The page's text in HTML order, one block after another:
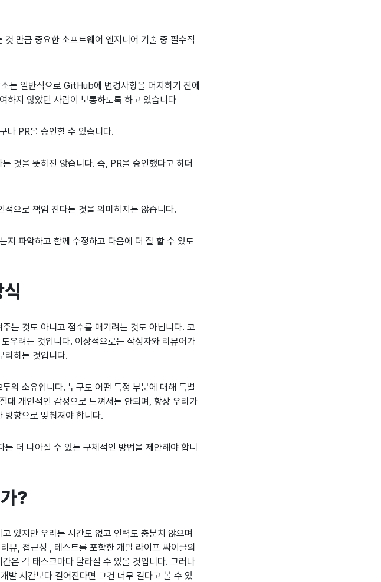
만큼 중요한 소프트웨어 엔지니어 기술 중 필수적
는 일반적으로 GitHub에 변경사항을 머지하기 전에
하지 않았던 사람이 보통하도록 하고 있습니다
나 PR을 승인할 수 있습니다.
것을 뜻하진 않습니다. 즉, PR을 승인했다고 하더
으로 책임 진다는 것을 의미하지는 않습니다.
지 파악하고 함께 수정하고 다음에 더 잘 할 수 있도
는 것도 아니고 점수를 매기려는 것도 아닙니다. 코
우려는 것입니다. 이상적으로는 작성자와 리뷰어가
리하는 것입니다.
의 소유입니다. 누구도 어떤 특정 부분에 대해 특별
대 개인적인 감정으로 느껴서는 안되며, 항상 우리가
방향으로 맞춰져야 합니다.
더 나아질 수 있는 구체적인 방법을 제안해야 합니
?
있지만 우리는 시간도 없고 인력도 충분치 않으며
뷰, 접근성 , 테스트를 포함한 개발 라이프 싸이클의
은 각 태스크마다 달라질 수 있을 것입니다. 그러나
발 시간보다 길어진다면 그건 너무 길다고 볼 수 있